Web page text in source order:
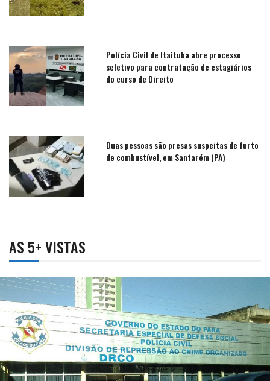
Polícia Civil de Itaituba abre processo
seletivo para contratação de estagiários
do curso de Direito
Duas pessoas são presas suspeitas de furto
de combustível, em Santarém (PA)
AS 5+ VISTAS